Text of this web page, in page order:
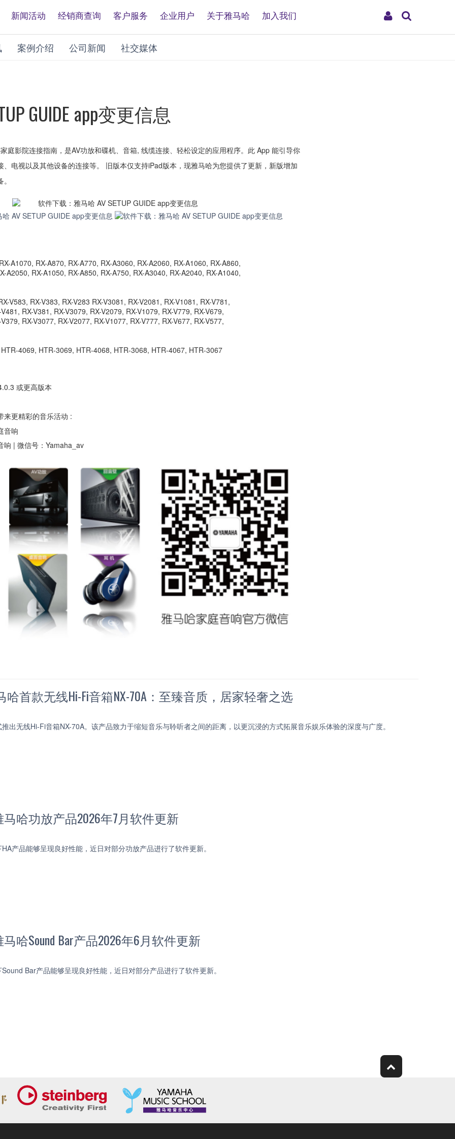
My
新闻活动 经销商查询 客户服务 企业用户 关于雅马哈 加入我们
案例介绍 公司新闻 社交媒体
GUIDE app变更信息
影院连接指南，是AV功放和碟机、音箱, 线缆连接、轻松设定的应用程序。此 App 能引导你
、电视以及其他设备的连接等。 旧版本仅支持iPad版本，现雅马哈为您提供了更新，新版增加
A1070, RX-A870, RX-A770, RX-A3060, RX-A2060, RX-A1060, RX-A860,
A2050, RX-A1050, RX-A850, RX-A750, RX-A3040, RX-A2040, RX-A1040,
V583, RX-V383, RX-V283 RX-V3081, RX-V2081, RX-V1081, RX-V781,
RX-V381, RX-V3079, RX-V2079, RX-V1079, RX-V779, RX-V679,
RX-V3077, RX-V2077, RX-V1077, RX-V777, RX-V677, RX-V577,
4069, HTR-3069, HTR-4068, HTR-3068, HTR-4067, HTR-3067
或更高版本
来更精彩的音乐活动 :
音响
响 | 微信号：Yamaha_av
首款无线Hi-Fi音箱NX-70A：至臻音质，居家轻奢之选
出无线Hi-Fi音箱NX-70A。该产品致力于缩短音乐与聆听者之间的距离，以更沉浸的方式拓展音乐娱乐体验的深度与广度。
哈功放产品2026年7月软件更新
产品能够呈现良好性能，近日对部分功放产品进行了软件更新。
哈Sound Bar产品2026年6月软件更新
Bar产品能够呈现良好性能，近日对部分产品进行了软件更新。